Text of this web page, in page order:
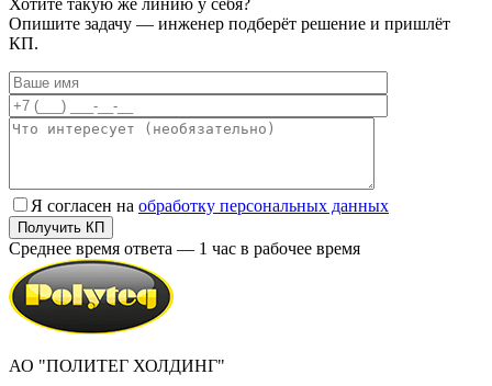
Опишите задачу — инженер подберёт решение и пришлёт
КП.
Я согласен на обработку персональных данных
Среднее время ответа — 1 час в рабочее время
АО "ПОЛИТЕГ ХОЛДИНГ"